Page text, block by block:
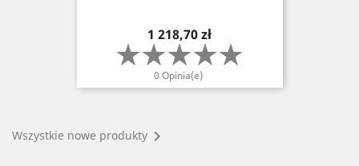
Cena
1 218,70 zł
0 Opinia(e)
Wszystkie nowe produkty 